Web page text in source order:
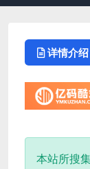
详情介绍
本站所搜